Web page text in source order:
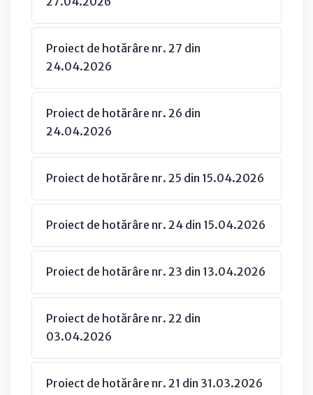
Proiect de hotărâre nr. 27 din
24.04.2026
Proiect de hotărâre nr. 26 din
24.04.2026
Proiect de hotărâre nr. 25 din 15.04.2026
Proiect de hotărâre nr. 24 din 15.04.2026
Proiect de hotărâre nr. 23 din 13.04.2026
Proiect de hotărâre nr. 22 din
03.04.2026
Proiect de hotărâre nr. 21 din 31.03.2026